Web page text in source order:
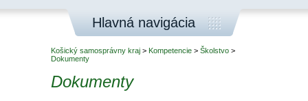
Hlavná navigácia
Košický samosprávny kraj > Kompetencie > Školstvo >
Dokumenty
Dokumenty